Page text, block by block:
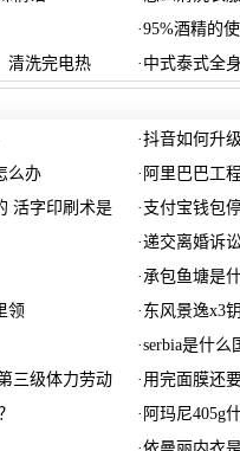
·95%酒精的
清洗完电热 · 中式泰式全
·抖音如何升
么办 · 阿里巴巴工
活字印刷术是 · 支付宝钱包
·递交离婚诉
·承包鱼塘是
领 · 东风景逸x3
·serbia是什么
三级体力劳动 · 用完面膜还
· 阿玛尼405g